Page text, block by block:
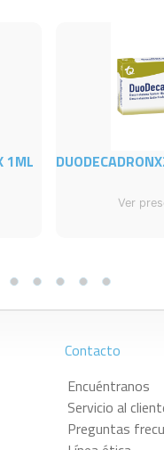
1ML
Ver
Contacto
Encuéntranos
Servicio al
Preguntas